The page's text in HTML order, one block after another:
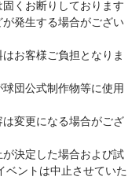
くお断りしております
発生する場合がござい
お客様ご負担となりま
団公式制作物等に使用
変更になる場合がござ
決定した場合および試
ントは中止させていた